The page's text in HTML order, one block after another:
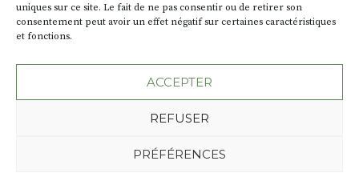
uniques sur ce site. Le fait de ne pas consentir ou de retirer son
consentement peut avoir un effet négatif sur certaines caractéristiques
et fonctions.
ACCEPTER
REFUSER
PRÉFÉRENCES
Plan du site
Politique de confidentialité